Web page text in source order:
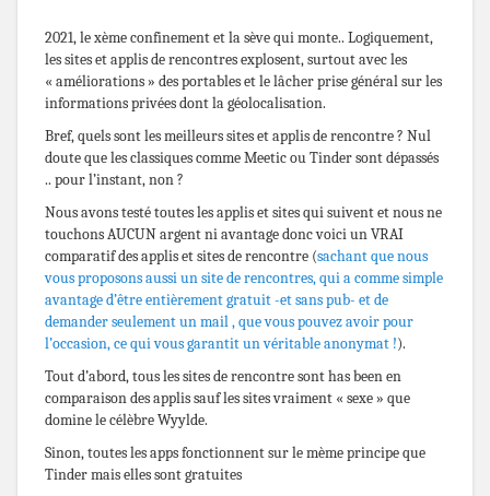
2021, le xème confinement et la sève qui monte.. Logiquement,
les sites et applis de rencontres explosent, surtout avec les
« améliorations » des portables et le lâcher prise général sur les
informations privées dont la géolocalisation.
Bref, quels sont les meilleurs sites et applis de rencontre ? Nul
doute que les classiques comme Meetic ou Tinder sont dépassés
.. pour l’instant, non ?
Nous avons testé toutes les applis et sites qui suivent et nous ne
touchons AUCUN argent ni avantage donc voici un VRAI
comparatif des applis et sites de rencontre (sachant que nous
vous proposons aussi un site de rencontres, qui a comme simple
avantage d’être entièrement gratuit -et sans pub- et de
demander seulement un mail , que vous pouvez avoir pour
l’occasion, ce qui vous garantit un véritable anonymat !).
Tout d’abord, tous les sites de rencontre sont has been en
comparaison des applis sauf les sites vraiment « sexe » que
domine le célèbre Wyylde.
Sinon, toutes les apps fonctionnent sur le mème principe que
Tinder mais elles sont gratuites